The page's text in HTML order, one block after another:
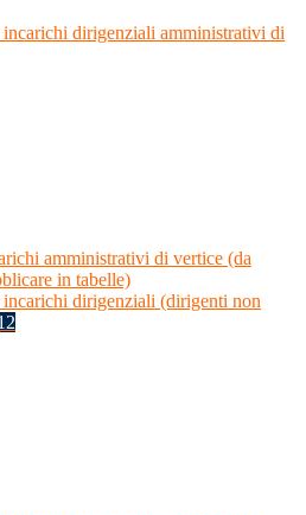
dirigenziali amministrativi di
amministrativi di vertice (da
in tabelle)
dirigenziali (dirigenti non